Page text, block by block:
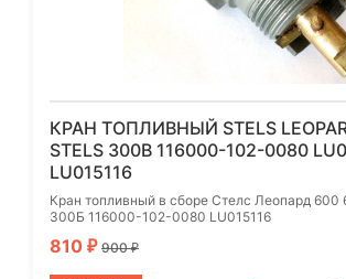
КРАН ТОПЛИВНЫЙ STELS
STELS 300B 116000-102-0080
LU015116
Кран топливный в сборе Стелс Леопард 600
300Б 116000-102-0080 LU015116
810 ₽ 900₽